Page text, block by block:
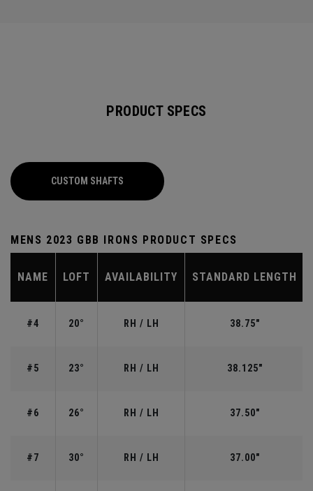
PRODUCT SPECS
CUSTOM SHAFTS
MENS 2023 GBB IRONS PRODUCT SPECS
NAME LOFT AVAILABILITY STANDARD LENGTH
#4 20° RH / LH 38.75"
#5 23° RH / LH 38.125"
#6 26° RH / LH 37.50"
#7 30° RH / LH 37.00"